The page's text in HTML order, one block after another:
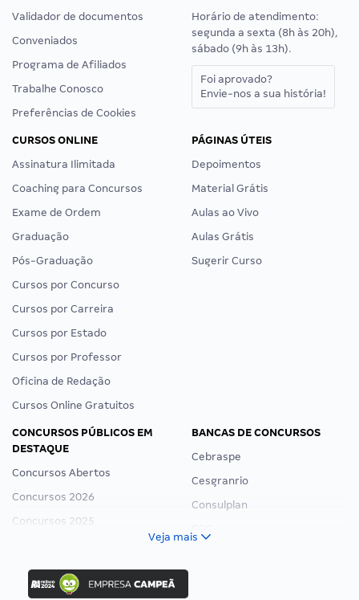
Validador de documentos
Conveniados
Programa de Afiliados
Trabalhe Conosco
Preferências de Cookies
Horário de atendimento:
segunda a sexta (8h às 20h),
sábado (9h às 13h).
Foi aprovado?
Envie-nos a sua história!
CURSOS ONLINE
Assinatura Ilimitada
Coaching para Concursos
Exame de Ordem
Graduação
Pós-Graduação
Cursos por Concurso
Cursos por Carreira
Cursos por Estado
Cursos por Professor
Oficina de Redação
Cursos Online Gratuitos
PÁGINAS ÚTEIS
Depoimentos
Material Grátis
Aulas ao Vivo
Aulas Grátis
Sugerir Curso
CONCURSOS PÚBLICOS EM
DESTAQUE
Concursos Abertos
Concursos 2026
Concursos 2025
Concurso Ibama
Concurso MPU
BANCAS DE CONCURSOS
Cebraspe
Cesgranrio
Consulplan
Veja mais